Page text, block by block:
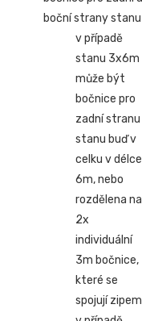
boční strany stanu
v případě
stanu 3x6m
může být
bočnice pro
zadní stranu
stanu buď v
celku v délce
6m, nebo
rozdělena na
2x
individuální
3m bočnice,
které se
spojují zipem